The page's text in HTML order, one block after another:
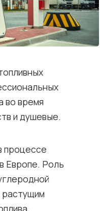
во время
и душевые.
процессе
Европе. Роль